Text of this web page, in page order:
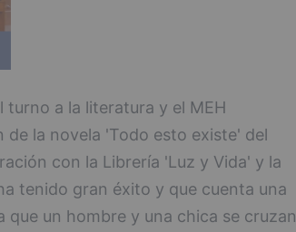
turno a la literatura y el MEH
la novela 'Todo esto existe' del
con la Librería 'Luz y Vida' y la
tenido gran éxito y que cuenta una
un hombre y una chica se cruzan